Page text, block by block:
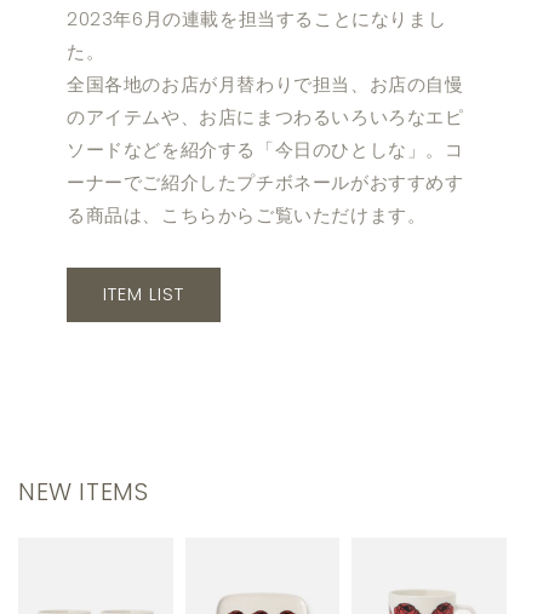
2023年6月の連載を担当することになりまし
た。
全国各地のお店が月替わりで担当、お店の自慢
のアイテムや、お店にまつわるいろいろなエピ
ソードなどを紹介する「今日のひとしな」。コ
ーナーでご紹介したプチボネールがおすすめす
る商品は、こちらからご覧いただけます。
ITEM LIST
NEW ITEMS